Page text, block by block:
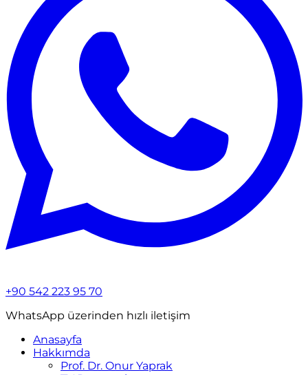
+90 542 223 95 70
WhatsApp üzerinden hızlı iletişim
Anasayfa
Hakkımda
Prof. Dr. Onur Yaprak